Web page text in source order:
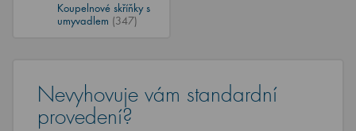
Koupelnové skříňky s
umyvadlem (347)
Nevyhovuje vám standardní
provedení?